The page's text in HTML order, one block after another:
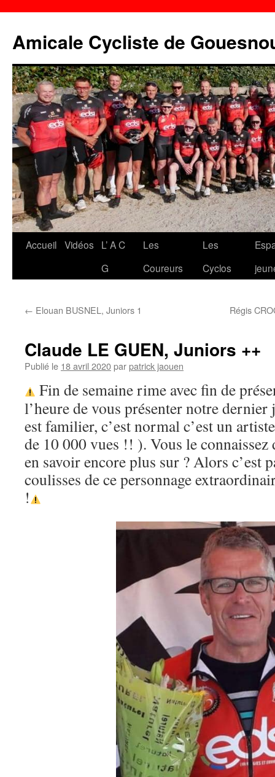
contenu
Amicale Cycliste de
Accueil Vidéos
L’ A C
G
Les
Coureurs
Les
Cyclos
← Elouan BUSNEL, Juniors 1 Régis
Claude LE GUEN, Juniors ++
Publié le 18 avril 2020parpatrick jaouen
Fin de semaine rime avec fin de
l’heure de vous présenter notre
est familier, c’est normal c’est un
de 10 000 vues !! ). Vous le connaissez
en savoir encore plus sur ? Alors c’est
coulisses de ce personnage
!